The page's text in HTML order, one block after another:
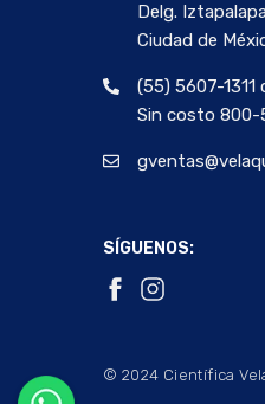
Delg.
Ciudad de
(55) 5607-1311
Sin costo
SÍGUENOS:
© 2024 Científica